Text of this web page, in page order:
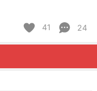
41
24